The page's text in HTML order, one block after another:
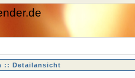
:: Detailansicht